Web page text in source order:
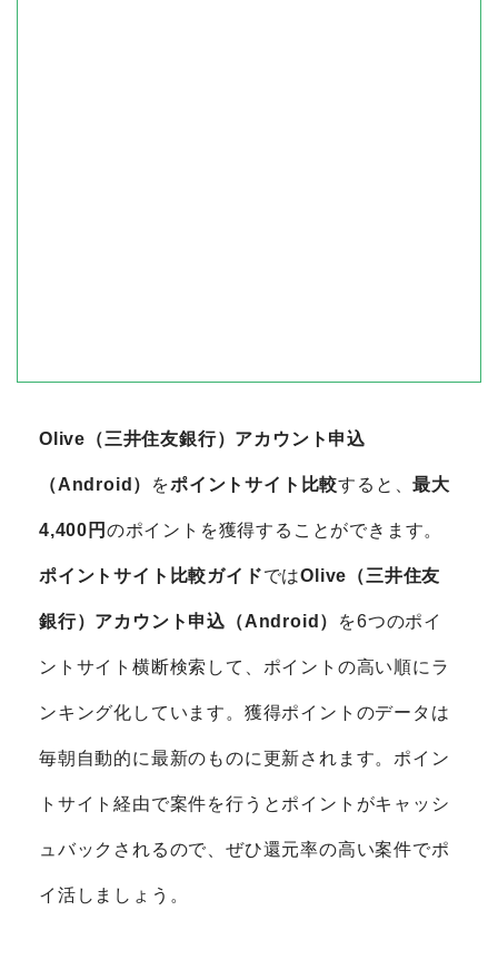
Olive（三井住友銀行）アカウント申込
（Android） をポイントサイト比較すると、最大
4,400円 のポイントを獲得することができます。
ポイントサイト比較ガイドではOlive（三井住友
銀行）アカウント申込（Android） を6つのポイ
ントサイト横断検索して、ポイントの高い順にラ
ンキング化しています。獲得ポイントのデータは
毎朝自動的に最新のものに更新されます。ポイン
トサイト経由で案件を行うとポイントがキャッシ
ュバックされるので、ぜひ還元率の高い案件でポ
イ活しましょう。